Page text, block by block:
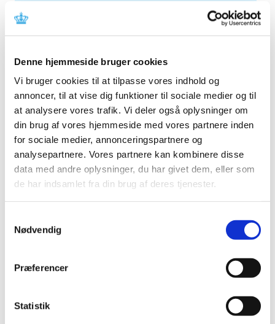
Denne hjemmeside bruger cookies
Vi bruger cookies til at tilpasse vores indhold og
annoncer, til at vise dig funktioner til sociale medier og til
at analysere vores trafik. Vi deler også oplysninger om
din brug af vores hjemmeside med vores partnere inden
for sociale medier, annonceringspartnere og
analysepartnere. Vores partnere kan kombinere disse
data med andre oplysninger, du har givet dem, eller som
de har indsamlet fra din brug af deres tjenester.
Nødvendig
Præferencer
Statistik
2022 (10)
december (2)
november (4)
oktober (4)
september (2)
august (2)
juli (3)
juni (1)
maj (7)
april (2)
marts (2)
januar (1)
2019 (41)
2017 (36)